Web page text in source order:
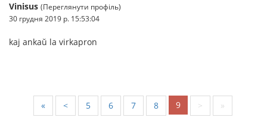
Vinisus (Переглянути профіль)
30 грудня 2019 р. 15:53:04
kaj ankaŭ la virkapron
« < 5 6 7 8 9 > »